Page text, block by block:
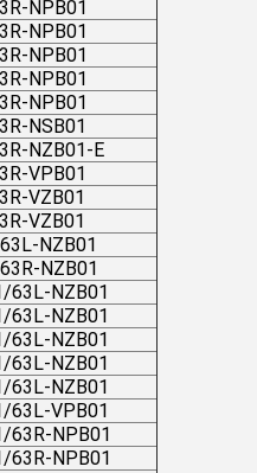
NPB01
NPB01
NPB01
NPB01
NPB01
NSB01
NZB01-E
VPB01
VZB01
VZB01
NZB01
NZB01
63L-NZB01
63L-NZB01
63L-NZB01
63L-NZB01
63L-NZB01
63L-VPB01
63R-NPB01
63R-NPB01